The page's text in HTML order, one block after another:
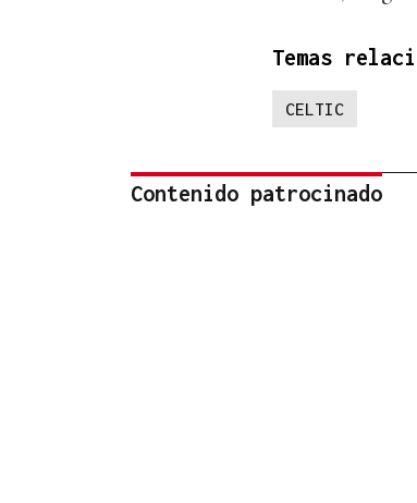
Temas
CELTIC
Contenido patrocinado